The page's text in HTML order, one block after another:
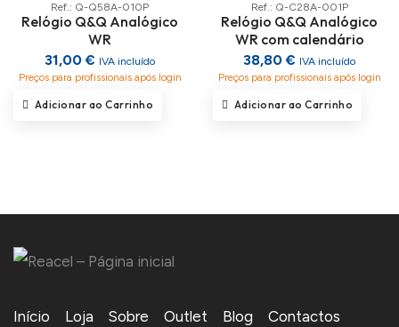
Ref.: Q-Q58A-010P
Relógio Q&Q Analógico
WR
31,00 € IVA incluído
Preços para profissionais após login
Adicionar ao Carrinho
Ref.: Q-C28A-001P
Relógio Q&Q Analógico
WR com calendário
38,80 € IVA incluído
Preços para profissionais após login
Adicionar ao Carrinho
Início Loja Sobre Outlet Blog Contactos